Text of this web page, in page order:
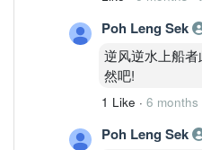
Poh Leng Sek
逆风逆水上船
然吧!
1 Like · 6 months
Poh Leng Sek